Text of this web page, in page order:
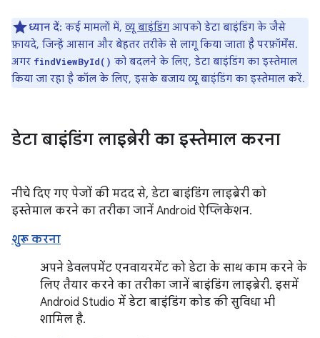
ध्यान दें: कई मामलों में, व्यू बाइंडिंग आपको डेटा बाइंडिंग के जैसे
फ़ायदे, जिन्हें आसान और बेहतर तरीके से लागू किया जाता है परफ़ॉर्मेंस.
अगर findViewById() को बदलने के लिए, डेटा बाइंडिंग का इस्तेमाल
किया जा रहा है कॉल के लिए, इसके बजाय व्यू बाइंडिंग का इस्तेमाल करें.
डेटा बाइंडिंग लाइब्रेरी का इस्तेमाल करना
नीचे दिए गए पेजों की मदद से, डेटा बाइंडिंग लाइब्रेरी को
इस्तेमाल करने का तरीका जानें Android ऐप्लिकेशन.
शुरू करना
अपने डेवलपमेंट एनवायरमेंट को डेटा के साथ काम करने के
लिए तैयार करने का तरीका जानें बाइंडिंग लाइब्रेरी. इसमें
Android Studio में डेटा बाइंडिंग कोड की सुविधा भी
शामिल है.